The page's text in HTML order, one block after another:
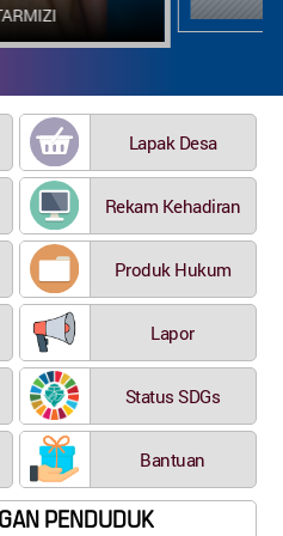
Lapak Desa
Rekam Kehadiran
Produk Hukum
Lapor
Status SDGs
Bantuan
PENDUDUK